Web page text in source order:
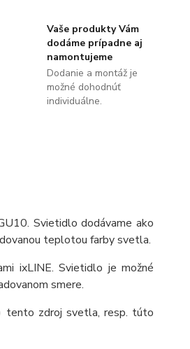
Vaše produkty Vám
dodáme prípadne aj
namontujeme
Dodanie a montáž je
možné dohodnúť
individuálne.
Svietidlo dodávame ako
teplotou farby svetla.
ixLINE. Svietidlo je možné
smere.
tento zdroj svetla, resp. túto